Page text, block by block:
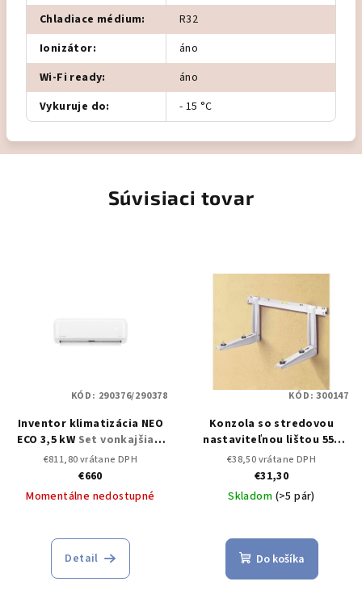
Chladiace médium:
R32
Ionizátor:
áno
Wi-Fi ready:
áno
Vykuruje do: - 15 °C
Súvisiaci tovar
Inventor klimatizácia NEO
ECO 3,5 kW Set vonkajšia a
vnútorná jednotka
€811,80 vrátane DPH
€660
Momentálne nedostupné
Detail
KÓD: 290376/290378
Konzola so stredovou
nastaviteľnou lištou 550
mm MS257Konzoly
nástenné a strešné
€38,50 vrátane DPH
€31,30
Skladom (>5 pár)
Do košíka
KÓD:300147